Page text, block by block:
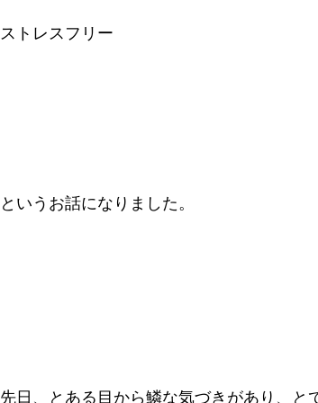
ストレスフリー
というお話になりました。
先日、とある目から鱗な気づきがあり、と